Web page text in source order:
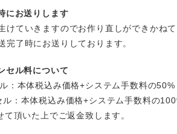
にお送りします
けていきますのでお作り直しができかね
完了時にお送りしております。
セル料について
：本体税込み価格+システム手数料の50%
：本体税込み価格+システム手数料の
頂いた上でご返金致します。